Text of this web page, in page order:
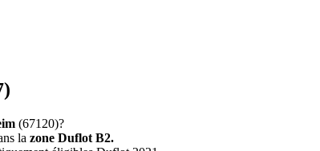
(67120)?
la zone Duflot B2.